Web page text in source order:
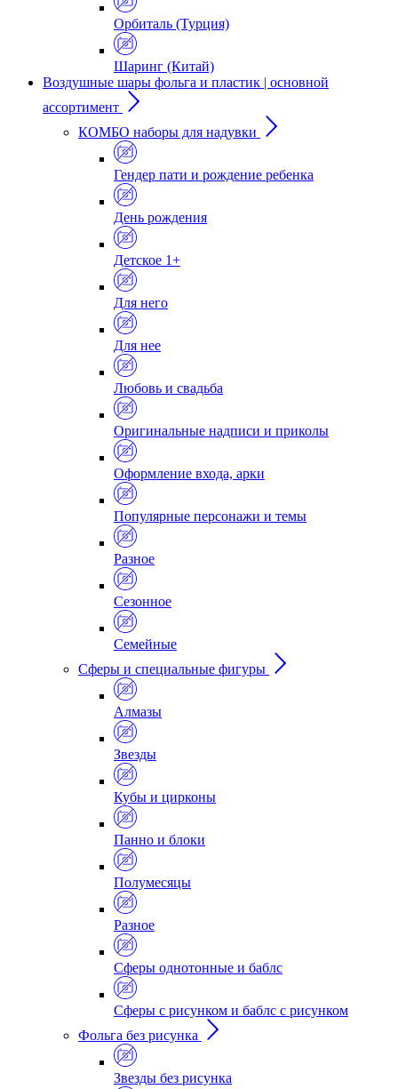
Орбиталь (Турция)
Шаринг (Китай)
Воздушные шары фольга и пластик | основной
ассортимент
КОМБО наборы для надувки
Гендер пати и рождение ребенка
День рождения
Детское 1+
Для него
Для нее
Любовь и свадьба
Оригинальные надписи и приколы
Оформление входа, арки
Популярные персонажи и темы
Разное
Сезонное
Семейные
Сферы и специальные фигуры
Алмазы
Звезды
Кубы и цирконы
Панно и блоки
Полумесяцы
Разное
Сферы однотонные и баблс
Сферы с рисунком и баблс с рисунком
Фольга без рисунка
Звезды без рисунка